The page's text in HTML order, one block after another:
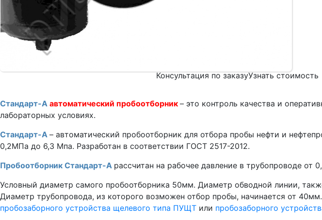
Консультация по заказуУзнать стоимость
Стандарт-А автоматический пробоотборник – это контроль качества и
лабораторных условиях.
Стандарт-А – автоматический пробоотборник для отбора пробы нефти и
0,2МПа до 6,3 Мпа. Разработан в соответствии ГОСТ 2517-2012.
Пробоотборник Стандарт-А рассчитан на рабочее давление в трубопроводе от
Условный диаметр самого пробоотборника 50мм. Диаметр обводной линии,
Диаметр трубопровода, из которого возможен отбор пробы, начинается от
пробозаборного устройства щелевого типа ПУЩТ или пробозаборного